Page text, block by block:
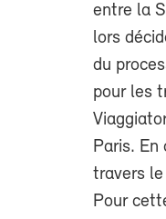
entre la
lors
du
pour les
Paris. En
travers le
Pour